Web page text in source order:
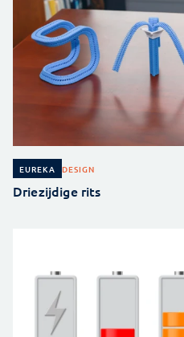
EUREKA DESIGN
Driezijdige rits